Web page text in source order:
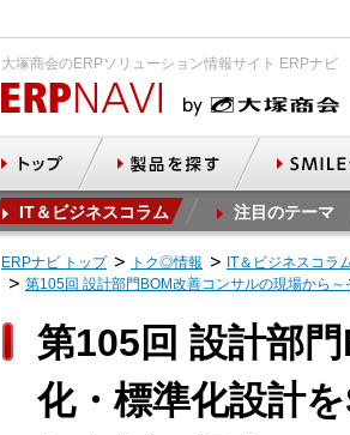
大塚商会のERPソリューション情報サイト ERPナビ
IT＆ビジネスコラム 注目のテーマ
ERPナビ トップ トク◎情報 IT＆ビジネスコラ
第105回 設計部門BOM改善コンサルの現場から
第105回 設計部
化・標準化設計